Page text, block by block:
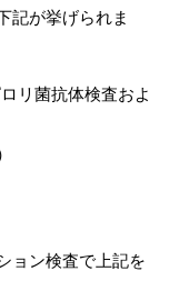
記が挙げられま
リ菌抗体検査およ
ョン検査で上記を